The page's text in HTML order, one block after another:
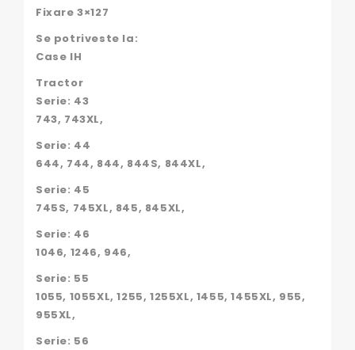
Fixare 3×127
Se potriveste la:
Case IH
Tractor
Serie: 43
743, 743XL,
Serie: 44
644, 744, 844, 844S, 844XL,
Serie: 45
745S, 745XL, 845, 845XL,
Serie: 46
1046, 1246, 946,
Serie: 55
1055, 1055XL, 1255, 1255XL, 1455, 1455XL, 955,
955XL,
Serie: 56